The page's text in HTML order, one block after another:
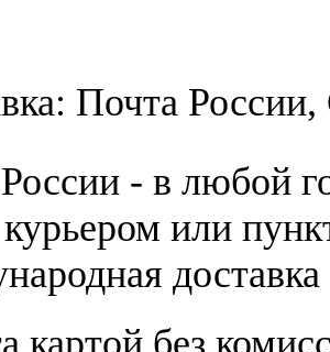
Почта
- в любой
или
картой без